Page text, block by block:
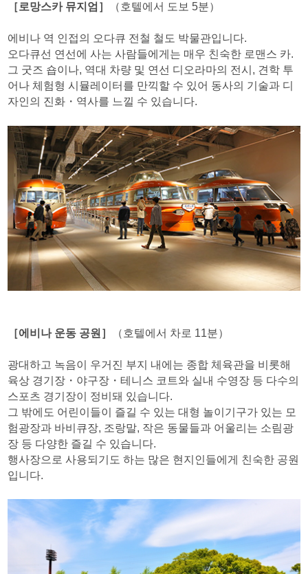
［로망스카 뮤지엄］ （호텔에서 도보 5분）
에비나 역 인접의 오다큐 전철 철도 박물관입니다.
오다큐선 연선에 사는 사람들에게는 매우 친숙한 로맨스 카.
그 굿즈 숍이나, 역대 차량 및 연선 디오라마의 전시, 견학 투
어나 체험형 시뮬레이터를 만끽할 수 있어 동사의 기술과 디
자인의 진화・역사를 느낄 수 있습니다.
［에비나 운동 공원］ （호텔에서 차로 11분）
광대하고 녹음이 우거진 부지 내에는 종합 체육관을 비롯해
육상 경기장・야구장・테니스 코트와 실내 수영장 등 다수의
스포츠 경기장이 정비돼 있습니다.
그 밖에도 어린이들이 즐길 수 있는 대형 놀이기구가 있는 모
험광장과 바비큐장, 조랑말, 작은 동물들과 어울리는 소림광
장 등 다양한 즐길 수 있습니다.
행사장으로 사용되기도 하는 많은 현지인들에게 친숙한 공원
입니다.